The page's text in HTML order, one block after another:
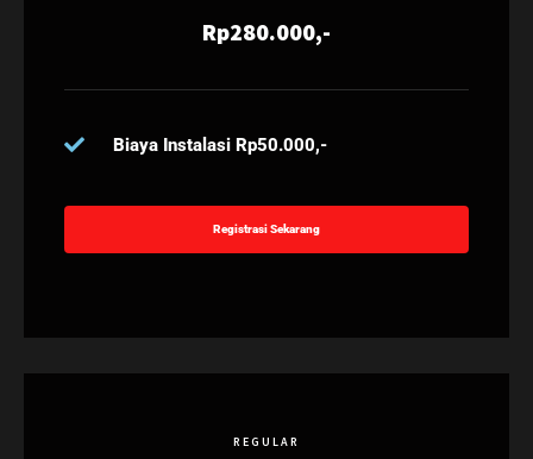
Rp280.000,-
Biaya Instalasi Rp50.000,-
Registrasi Sekarang
REGULAR